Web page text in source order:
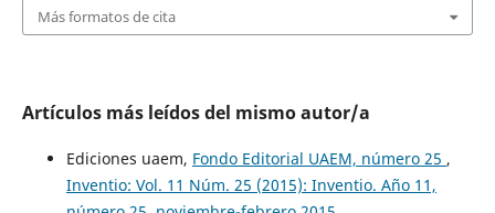
Más formatos de cita
Artículos más leídos del mismo autor/a
Ediciones uaem, Fondo Editorial UAEM, número 25 ,
Inventio: Vol. 11 Núm. 25 (2015): Inventio. Año 11,